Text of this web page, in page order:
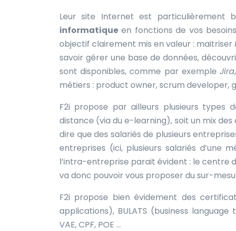
Leur site Internet est particulièrement
informatique en fonctions de vos
objectif clairement mis en valeur : maitriser
savoir gérer une base de données,
sont disponibles, comme par exemple Jira
métiers : product owner, scrum developer,
F2i propose par ailleurs plusieurs types
distance (via du e-learning), soit un mix
dire que des salariés de plusieurs
entreprises (ici, plusieurs salariés d’une
l’intra-entreprise parait évident : le
va donc pouvoir vous proposer du sur-
F2i propose bien évidement des
applications), BULATS (business
VAE, CPF, POE …